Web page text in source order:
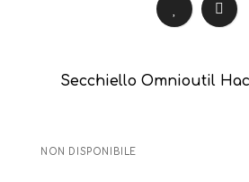
Secchiello Omnioutil
NON DISPONIBILE